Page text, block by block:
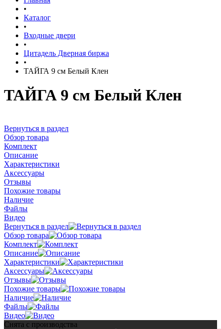
•
Каталог
•
Входные двери
•
Цитадель Дверная биржа
•
ТАЙГА 9 см Белый Клен
ТАЙГА 9 см Белый Клен
Вернуться в раздел
Обзор товара
Комплект
Описание
Характеристики
Аксессуары
Отзывы
Похожие товары
Наличие
Файлы
Видео
Вернуться в раздел
Обзор товара
Комплект
Описание
Характеристики
Аксессуары
Отзывы
Похожие товары
Наличие
Файлы
Видео
Снята с производства